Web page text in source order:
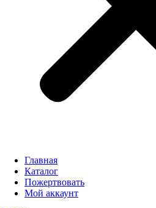
Главная
Каталог
Пожертвовать
Мой аккаунт